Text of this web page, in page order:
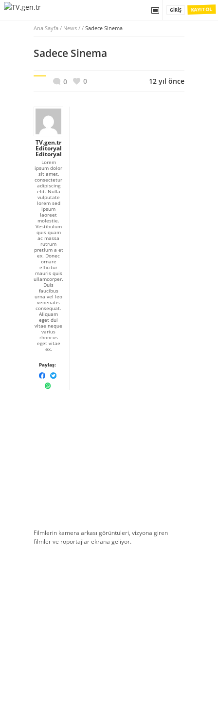
KAYIT OL
GIRIŞ
Ana Sayfa / News / / Sadece Sinema
Sadece Sinema
0 0 12 yıl önce
TV.gen.tr
Editoryal
Editoryal
Lorem
ipsum dolor
sit amet,
consectetur
adipiscing
elit. Nulla
vulputate
lorem sed
ipsum
laoreet
molestie.
Vestibulum
quis quam
ac massa
rutrum
pretium a et
ex. Donec
ornare
efficitur
mauris quis
ullamcorper.
Duis
faucibus
urna vel leo
venenatis
consequat.
Aliquam
eget dui
vitae neque
varius
rhoncus
eget vitae
ex.
Paylaş:
Filmlerin kamera arkası görüntüleri, vizyona giren
filmler ve röportajlar ekrana geliyor.